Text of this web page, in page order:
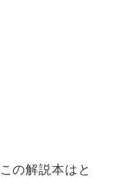
の解説本はと